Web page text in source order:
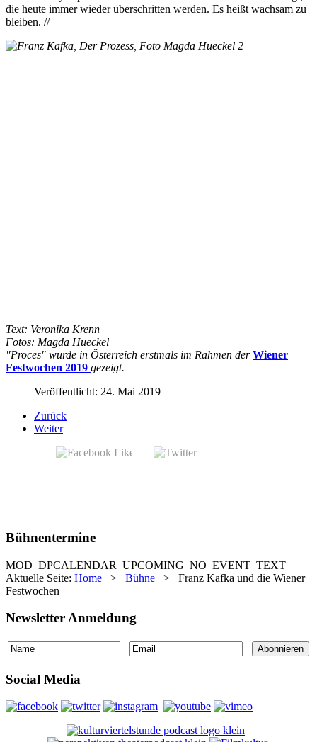
die heute immer wieder überschritten werden. Es heißt wachsam zu
bleiben. //
Text: Veronika Krenn
Fotos: Magda Hueckel
"Proces" wurde in Österreich erstmals im Rahmen derWiener
Festwochen 2019 gezeigt.
Veröffentlicht: 24. Mai 2019
Zurück
Weiter
Bühnentermine
MOD_DPCALENDAR_UPCOMING_NO_EVENT_TEXT
Aktuelle Seite: Home > Bühne > Franz Kafka und die Wiener
Festwochen
Newsletter Anmeldung
Social Media